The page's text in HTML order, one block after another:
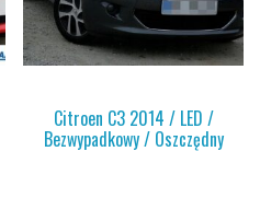
Citroen C3 2014 / LED /
Bezwypadkowy / Oszczędny